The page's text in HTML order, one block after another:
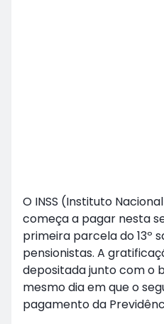
O INSS (Instituto
começa a pagar nesta
primeira parcela do 13º
pensionistas. A
depositada junto com o
mesmo dia em que o
pagamento da